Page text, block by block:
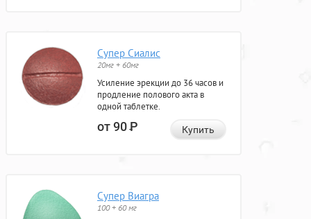
Супер Сиалис
20мг + 60мг
Усиление эрекции до 36 часов и
продление полового акта в
одной таблетке.
от 90Р Купить
Супер Виагра
100 + 60 мг